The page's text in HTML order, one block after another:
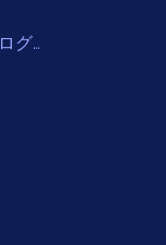
ログイン